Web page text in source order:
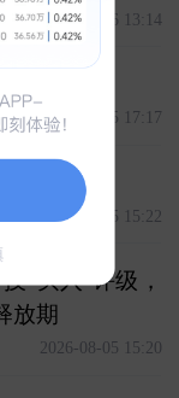
2026-08-06 13:14
2026-08-05 17:17
2026-08-05 15:22
“买入”评级，
放期
2026-08-05 15:20